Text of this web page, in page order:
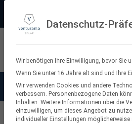
springen
PV-3D-Planungstool
Datenschutz-
Wir benötigen Ihre Einwilligung, bevor Sie
Wenn Sie unter 16 Jahre alt sind und Ihre
Wir verwenden Cookies und andere
verbessern. Personenbezogene Daten
Inhalten. Weitere Informationen über die
einzuwilligen, um dieses Angebot zu
individueller Einstellungen